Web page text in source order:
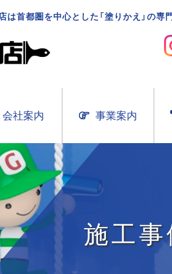
は首都圏を中心とした「塗りかえ」の専
会社案内 事業案内
施工事